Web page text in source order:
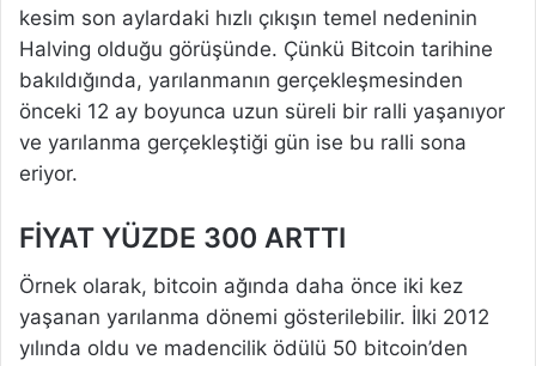
kesim son aylardaki hızlı çıkışın temel nedeninin
Halving olduğu görüşünde. Çünkü Bitcoin tarihine
bakıldığında, yarılanmanın gerçekleşmesinden
önceki 12 ay boyunca uzun süreli bir ralli yaşanıyor
ve yarılanma gerçekleştiği gün ise bu ralli sona
eriyor.
FİYAT YÜZDE 300 ARTTI
Örnek olarak, bitcoin ağında daha önce iki kez
yaşanan yarılanma dönemi gösterilebilir. İlki 2012
yılında oldu ve madencilik ödülü 50 bitcoin’den